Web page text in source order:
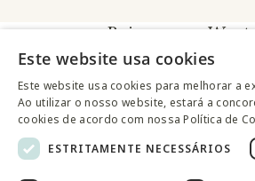
Baixe o app
@westwingbr
Este website usa cookies
Este website usa cookies para melhorar a
Ao utilizar o nosso website, estará a
cookies de acordo com nossa Política de
ESTRITAMENTE NECESSÁRIOS